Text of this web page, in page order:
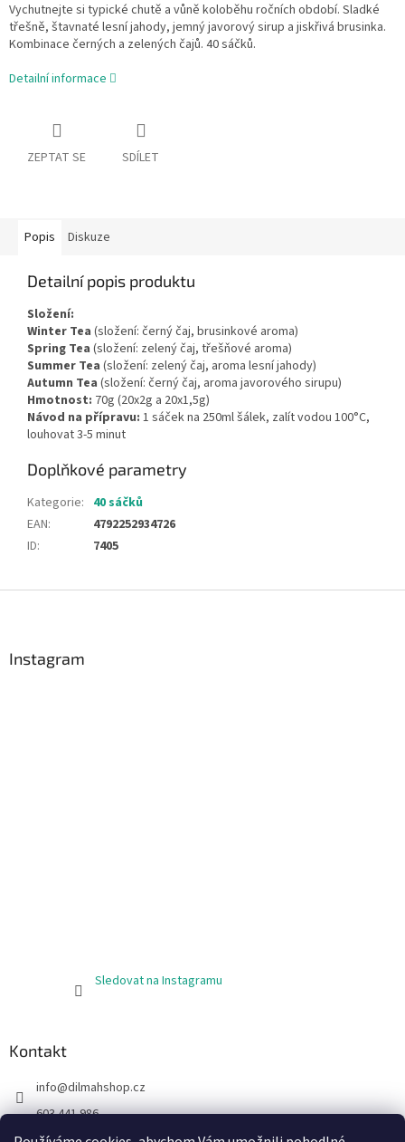
Vychutnejte si typické chutě a vůně koloběhu ročních období. Sladké
třešně, štavnaté lesní jahody, jemný javorový sirup a jiskřivá brusinka.
Kombinace černých a zelených čajů. 40 sáčků.
Detailní informace
ZEPTAT SE SDÍLET
Popis Diskuze
Detailní popis produktu
Složení:
Winter Tea (složení: černý čaj, brusinkové aroma)
Spring Tea (složení: zelený čaj, třešňové aroma)
Summer Tea (složení: zelený čaj, aroma lesní jahody)
Autumn Tea (složení: černý čaj, aroma javorového sirupu)
Hmotnost: 70g (20x2g a 20x1,5g)
Návod na přípravu: 1 sáček na 250ml šálek, zalít vodou 100°C,
louhovat 3-5 minut
Doplňkové parametry
Kategorie: 40 sáčků
EAN:
4792252934726
ID: 7405
Instagram
Sledovat na Instagramu
Kontakt
info@dilmahshop.cz
603 441 986